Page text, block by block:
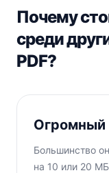
Почему
среди
PDF?
Огромный
Большинство
на 10 или 20